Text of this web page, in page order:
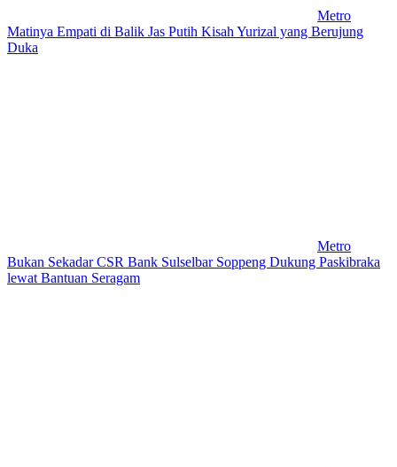
Metro
Matinya Empati di Balik Jas Putih Kisah Yurizal yang Berujung
Duka
Metro
Bukan Sekadar CSR Bank Sulselbar Soppeng Dukung Paskibraka
lewat Bantuan Seragam